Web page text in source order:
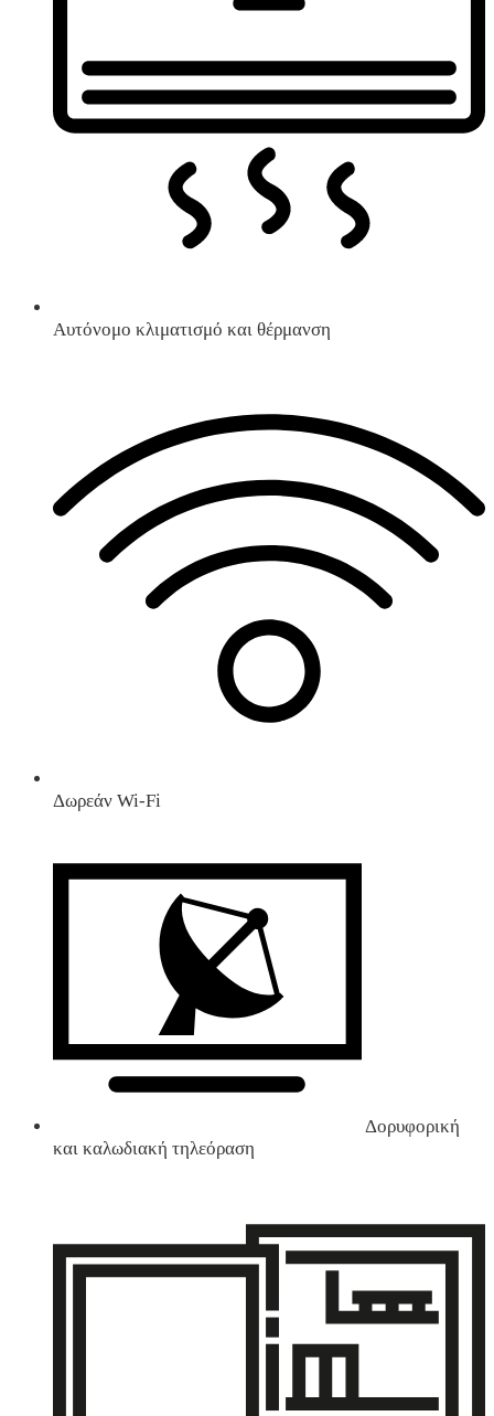
Αυτόνομο κλιματισμό και θέρμανση
Δωρεάν Wi-Fi
Δορυφορική
και καλωδιακή τηλεόραση